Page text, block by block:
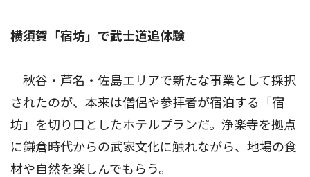
横須賀「宿坊」で武士道追体験
秋谷・芦名・佐島エリアで新たな事業として採択
されたのが、本来は僧侶や参拝者が宿泊する「宿
坊」を切り口としたホテルプランだ。浄楽寺を拠点
に鎌倉時代からの武家文化に触れながら、地場の食
材や自然を楽しんでもらう。